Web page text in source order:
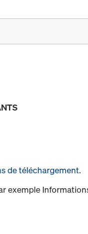
de téléchargement.
exemple